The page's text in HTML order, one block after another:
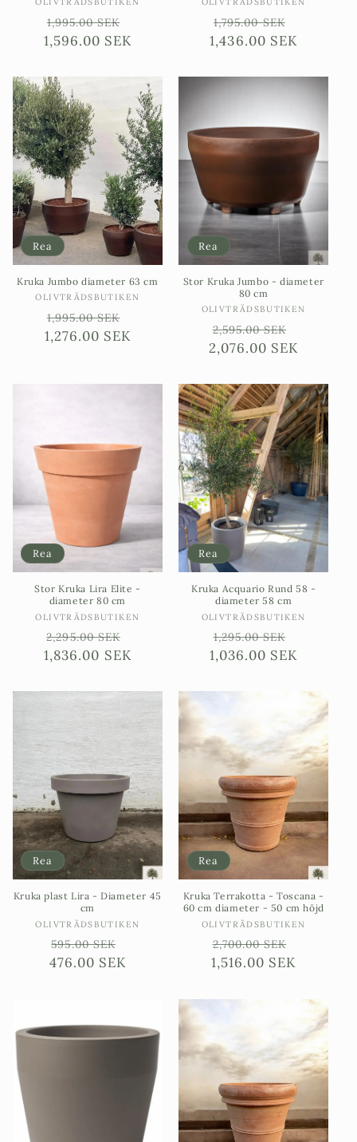
Säljare:
Ordinarie
pris
1,995.00 SEK
Försäljningspris
1,596.00 SEK
Säljare:
Ordinarie
pris
1,795.00 SEK
1,436.00 SEK
Rea
Kruka Jumbo diameter 63 cm
Säljare:
OLIVTRÄDSBUTIKEN
Ordinarie
pris
1,995.00 SEK
Försäljningspris
1,276.00 SEK
Rea
Stor Kruka Jumbo - diameter
80 cm
Säljare:
OLIVTRÄDSBUTIKEN
Ordinarie
pris
2,595.00 SEK
2,076.00 SEK
Rea
Stor Kruka Lira Elite -
diameter 80 cm
Säljare:
OLIVTRÄDSBUTIKEN
Ordinarie
pris
2,295.00 SEK
Försäljningspris
1,836.00 SEK
Rea
Kruka Acquario Rund 58 -
diameter 58 cm
Säljare:
OLIVTRÄDSBUTIKEN
Ordinarie
pris
1,295.00 SEK
1,036.00 SEK
Rea
Kruka plast Lira - Diameter 45
cm
Säljare:
OLIVTRÄDSBUTIKEN
Ordinarie
pris
595.00 SEK
Försäljningspris
476.00 SEK
Rea
Kruka Terrakotta - Toscana -
60 cm diameter - 50 cm höjd
Säljare:
OLIVTRÄDSBUTIKEN
Ordinarie
pris
2,700.00 SEK
1,516.00 SEK